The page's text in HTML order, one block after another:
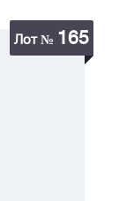
Лот № 165